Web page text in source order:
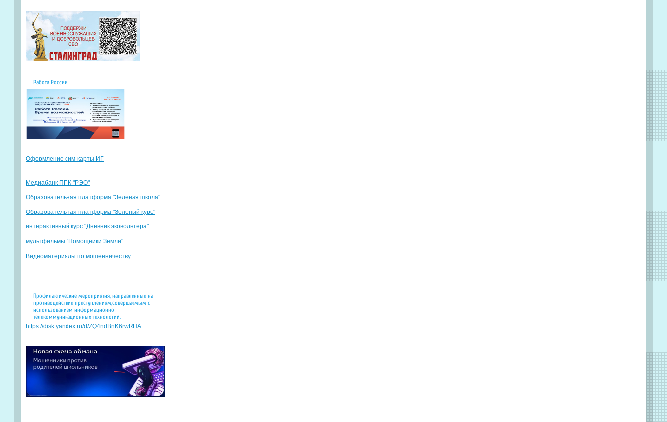
Работа России
Оформление сим-карты ИГ
Медиабанк ППК "РЭО"
Образовательная платформа "Зеленая школа"
Образовательная платформа "Зеленый курс"
интерактивный курс "Дневник эковолнтера"
мультфильмы "Помощники Земли"
Видеоматериалы по мошенничеству
Профилактические мероприятия, направленные на
противодействие преступлениям,совершаемым с
использованием информационно-
телекоммуникационных технологий.
https://disk.yandex.ru/d/ZQ4ndBnK6rwRHA